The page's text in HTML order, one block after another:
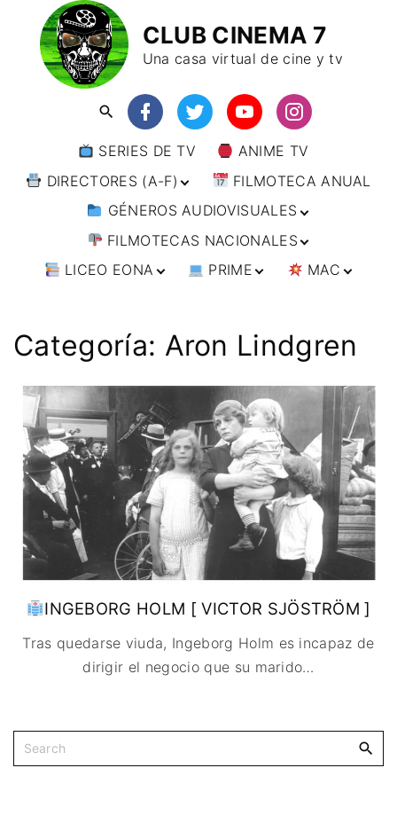
CLUB CINEMA 7
Una casa virtual de cine y tv
SERIES DE TV
ANIME TV
DIRECTORES (A-F)
DIRECTORES (F-L)
DIRECTORES (L-
W)
FILMOTECA ANUAL
GÉNEROS AUDIOVISUALES
ANIMACIÓN
ARTES MARCIALES
CINE DOCUMENTAL
ESPIONAJE
COMEDIA
DRAMA
ÉPICO / MITOLÓGICO
EXPERIMENTOS
FANTÁSTICO
MUSICAL
TERROR
FILMOTECAS NACIONALES
AFRICA
BRASIL
CHILE
ESTADOS UNIDOS
MÉXICO
URUGUAY
ASIA
INDIA
JAPÓN
RUSIA
EUROPA
ALEMANIA
AUSTRIA
BÉLGICA
DINAMARCA
ESPAÑA
FRANCIA
ITALIA
PAISES BAJOS
REINO UNIDO
SUECIA
OCEANIA AUSTRALIA
LICEO EONA
TALLERES
ONLINE
IMAGEN & VIDEO
SERVICIOS DE
COMPUTACIÓN
DISEÑO WEB
CONTACTO
TARJETA
DIGITAL
PRIME
IMPRESCINDIBLES
MAC
🗨 CÓMICS
Categoría: Aron Lindgren
INGEBORG HOLM [ VICTOR SJÖSTRÖM ]
Tras quedarse viuda, Ingeborg Holm es incapaz de
dirigir el negocio que su marido…